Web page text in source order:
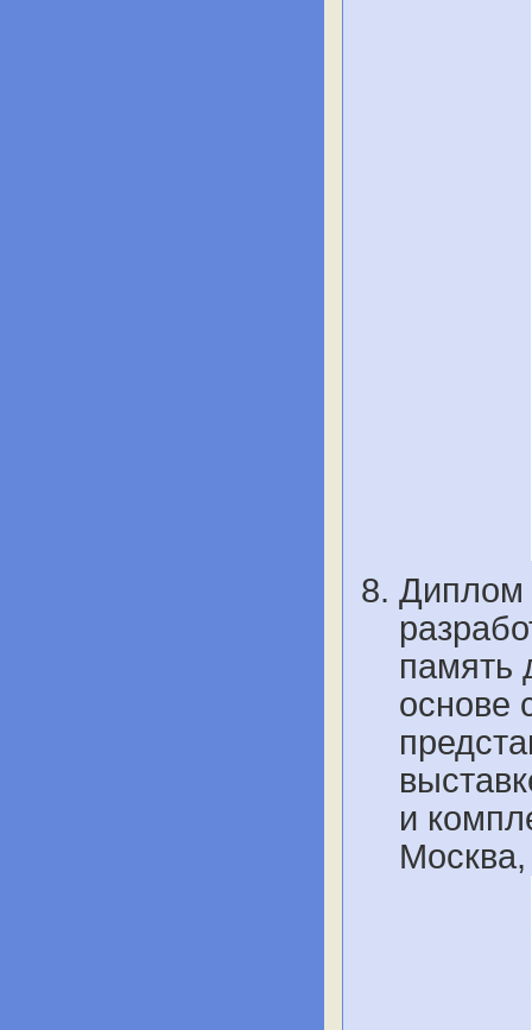
Диплом
память
основе
и